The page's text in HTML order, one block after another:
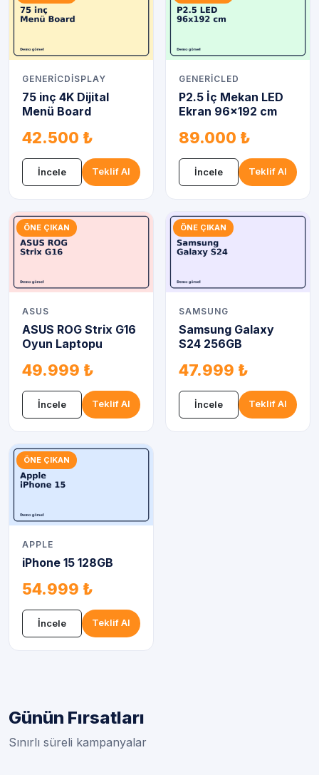
GENERICDISPLAY
75 inç 4K Dijital
Menü Board
42.500 ₺
İncele Teklif Al
GENERICLED
P2.5 İç Mekan LED
Ekran 96x192 cm
89.000 ₺
İncele Teklif Al
ÖNE ÇIKAN
ASUS
ASUS ROG Strix G16
Oyun Laptopu
49.999 ₺
İncele Teklif Al
ÖNE ÇIKAN
SAMSUNG
Samsung Galaxy
S24 256GB
47.999 ₺
İncele Teklif Al
ÖNE ÇIKAN
APPLE
iPhone 15 128GB
54.999 ₺
İncele Teklif Al
Günün Fırsatları
Sınırlı süreli kampanyalar